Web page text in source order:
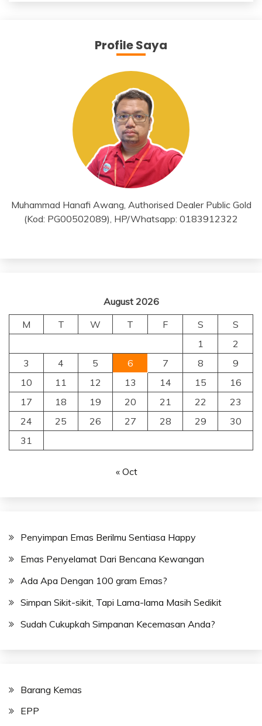
Profile Saya
Muhammad Hanafi Awang, Authorised Dealer Public Gold
(Kod: PG00502089), HP/Whatsapp: 0183912322
August 2026
M
T W T F S
S
1
2
3
4 5 6 7 8
9
10
11 12 13 14 15
16
17
18 19 20 21 22
23
24
25 26 27 28 29
30
31
« Oct
Penyimpan Emas Berilmu Sentiasa Happy
Emas Penyelamat Dari Bencana Kewangan
Ada Apa Dengan 100 gram Emas?
Simpan Sikit-sikit, Tapi Lama-lama Masih Sedikit
Sudah Cukupkah Simpanan Kecemasan Anda?
Barang Kemas
EPP